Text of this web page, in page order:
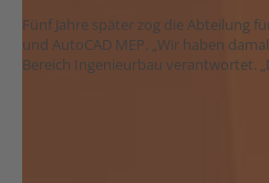
Fünf Jahre später zog die Abteilung
und AutoCAD MEP. „Wir haben
Bereich Ingenieurbau verantwortet.